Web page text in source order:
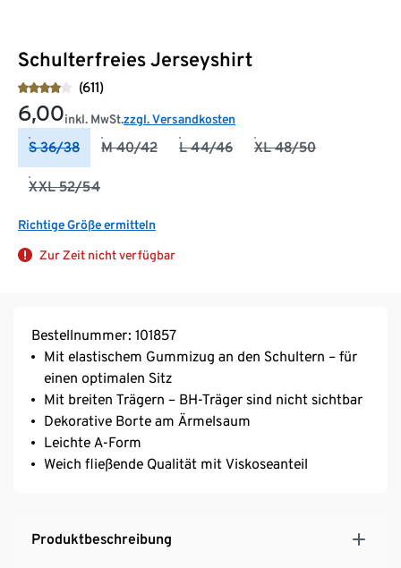
Schulterfreies Jerseyshirt
(611)
6,00inkl. MwSt.zzgl. Versandkosten
S 36/38 M 40/42 L 44/46 XL 48/50
XXL 52/54
Richtige Größe ermitteln
Zur Zeit nicht verfügbar
Bestellnummer: 101857
Mit elastischem Gummizug an den Schultern – für
einen optimalen Sitz
Mit breiten Trägern – BH-Träger sind nicht sichtbar
Dekorative Borte am Ärmelsaum
Leichte A-Form
Weich fließende Qualität mit Viskoseanteil
Produktbeschreibung